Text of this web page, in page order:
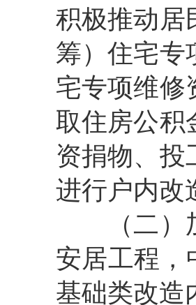
积极推动居
筹）住宅专
宅专项维修
取住房公积
资捐物、投
进行户内改
（二
安居工程，
基础类改造